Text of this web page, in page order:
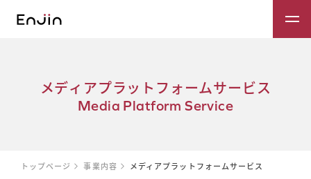
メディ アプラッ ト フ ォームサー ビス
Media Platform Service
トップページ 事業内容 メディアプラットフォームサービス​